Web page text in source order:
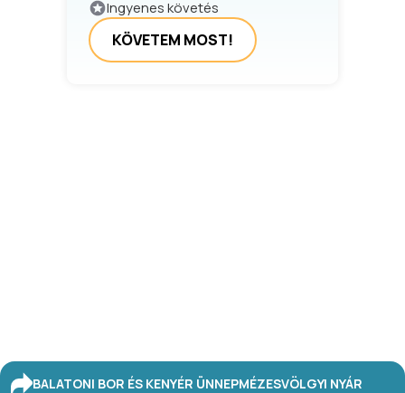
Ingyenes követés
KÖVETEM MOST!
BALATONI BOR ÉS KENYÉR ÜNNEPMÉZESVÖLGYI NYÁR